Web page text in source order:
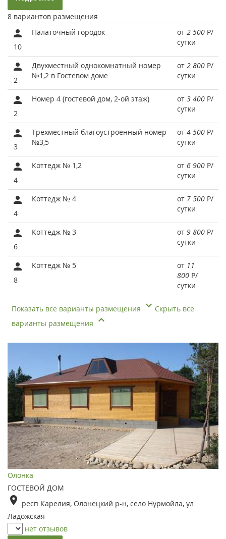
8 вариантов размещения
10
Палаточный городок от 2 500 Р/
сутки
2
Двухместный однокомнатный номер
№1,2 в Гостевом доме
от 2 800 Р/
сутки
2
Номер 4 (гостевой дом, 2-ой этаж) от 3 400 Р/
сутки
3
Трехместный благоустроенный номер
№3,5
от 4 500 Р/
сутки
4
Коттедж № 1,2 от 6 900 Р/
сутки
4
Коттедж № 4 от 7 500 Р/
сутки
6
Коттедж № 3 от 9 800 Р/
сутки
8
Коттедж № 5 от 11
800 Р/
сутки
Показать все варианты размещения
Скрыть все
варианты размещения
Олонка
ГОСТЕВОЙ ДОМ
респ Карелия, Олонецкий р-н, село Нурмойла, ул
Ладожская
нет отзывов